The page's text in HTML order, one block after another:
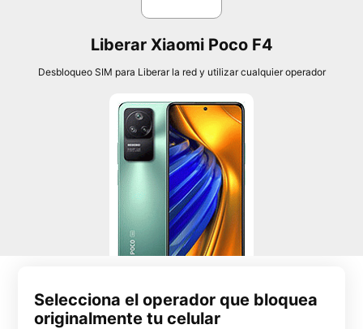
Liberar Xiaomi Poco F4
Desbloqueo SIM para Liberar la red y utilizar cualquier operador
Selecciona el operador que bloquea
originalmente tu celular